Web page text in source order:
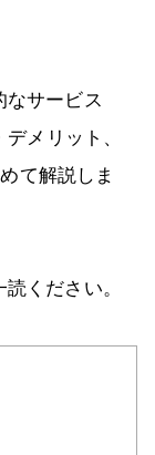
なサービス
メリット、
て解説しま
ください。